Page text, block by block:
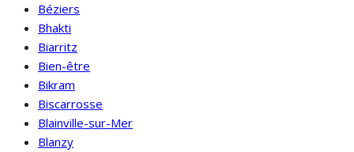
Béziers
Bhakti
Biarritz
Bien-être
Bikram
Biscarrosse
Blainville-sur-Mer
Blanzy